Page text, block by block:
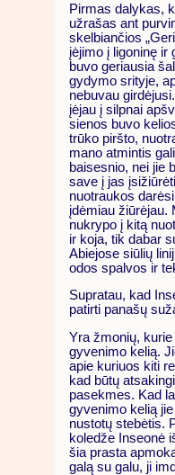
Pirmas dalykas,
užrašas ant
skelbiančios
įėjimo į ligoninę ir
buvo geriausia
gydymo srityje,
nebuvau
įėjau į silpnai
sienos buvo
trūko piršto,
mano atmintis
baisesnio, nei jie
save į jas
nuotraukos
įdėmiau žiūrėjau.
nukrypo į kitą
ir koja, tik dabar
Abiejose siūlių
odos spalvos ir
Supratau, kad
patirti panašų
Yra žmonių,
gyvenimo kelią.
apie kuriuos kiti
kad būtų
pasekmes. Kad
gyvenimo kelią
nustotų stebėtis.
koledže Inseonė
šia prasta
galą su galu, ji